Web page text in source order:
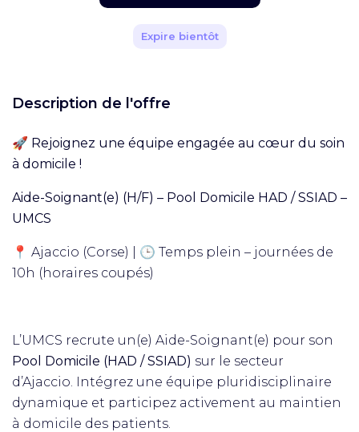
Expire bientôt
Description de l'offre
🚀 Rejoignez une équipe engagée au cœur du soin
à domicile !
Aide-Soignant(e) (H/F) – Pool Domicile HAD / SSIAD –
UMCS
📍 Ajaccio (Corse) | 🕒 Temps plein – journées de
10h (horaires coupés)
L’UMCS recrute un(e) Aide-Soignant(e) pour son
Pool Domicile (HAD / SSIAD) sur le secteur
d’Ajaccio. Intégrez une équipe pluridisciplinaire
dynamique et participez activement au maintien
à domicile des patients.